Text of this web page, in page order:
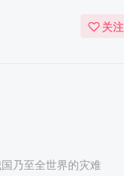
关注
乃至全世界的灾难